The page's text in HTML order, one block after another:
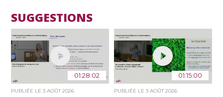
SUGGESTIONS
01:28:02
PUBLIÉE LE3 AOÛT 2026
01:15:00
PUBLIÉE LE 3 AOÛT 2026